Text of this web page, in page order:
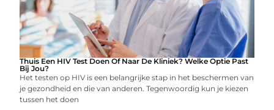
Thuis Een HIV Test Doen Of Naar De Kliniek? Welke Optie Past
Bij Jou?
Het testen op HIV is een belangrijke stap in het beschermen van
je gezondheid en die van anderen. Tegenwoordig kun je kiezen
tussen het doen